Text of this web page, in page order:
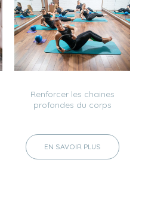
Renforcer les chaines
profondes du corps
EN SAVOIR PLUS